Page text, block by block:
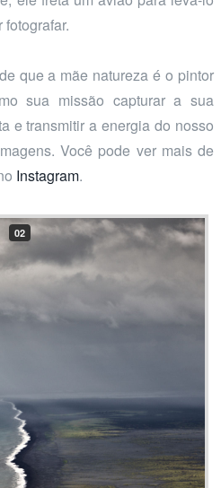
que a mãe natureza é o pintor
sua missão capturar a sua
e transmitir a energia do nosso
Você pode ver mais de
Instagram.
02